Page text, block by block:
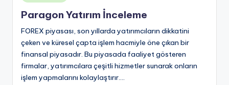
in
Paragon Yatırım İnceleme
FOREX piyasası, son yıllarda yatırımcıların dikkatini
çeken ve küresel çapta işlem hacmiyle öne çıkan bir
finansal piyasadır. Bu piyasada faaliyet gösteren
firmalar, yatırımcılara çeşitli hizmetler sunarak onların
işlem yapmalarını kolaylaştırır.…